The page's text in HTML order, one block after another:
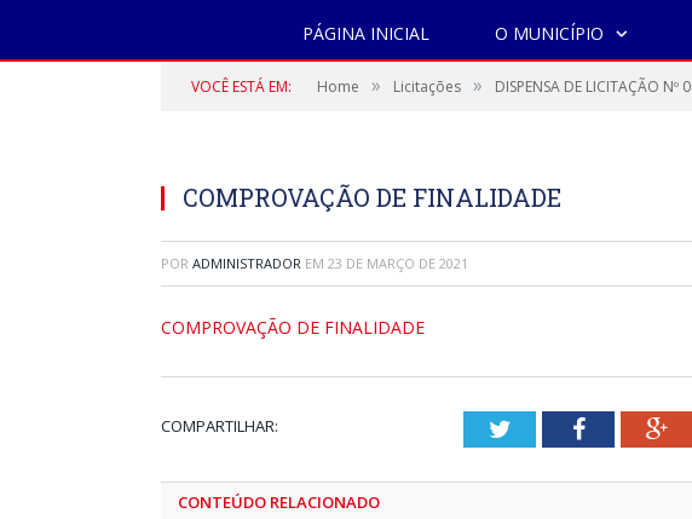
PÁGINA INICIAL O MUNICÍPIO
VOCÊ ESTÁ EM: Home » Licitações » DISPENSA DE LICITAÇÃO
COMPROVAÇÃO DE FINALIDADE
POR ADMINISTRADOR EM 23 DE MARÇO DE 2021
COMPROVAÇÃO DE FINALIDADE
COMPARTILHAR: TwitterFacebook
CONTEÚDO RELACIONADO